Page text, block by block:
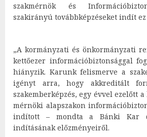
szakmérnök és
szakirányú továbbképzéseket indít
„A kormányzati és önkormányzati
kettőezer információbiztonsággal
hiányzik. Karunk felismerve a
igényt arra, hogy akkreditált
szakemberképzés, egy évvel ezelőtt
mérnöki alapszakon
indított – mondta a Bánki Kar
indításának előzményeiről.